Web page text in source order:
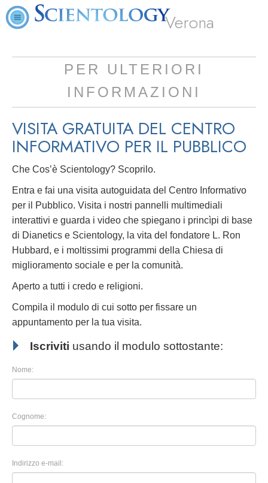
Verona
PER ULTERIORI
INFORMAZIONI
VISITA GRATUITA DEL CENTRO
INFORMATIVO PER IL PUBBLICO
Che Cos’è Scientology? Scoprilo.
Entra e fai una visita autoguidata del Centro Informativo
per il Pubblico. Visita i nostri pannelli multimediali
interattivi e guarda i video che spiegano i princìpi di base
di Dianetics e Scientology, la vita del fondatore L. Ron
Hubbard, e i moltissimi programmi della Chiesa di
miglioramento sociale e per la comunità.
Aperto a tutti i credo e religioni.
Compila il modulo di cui sotto per fissare un
appuntamento per la tua visita.
Iscriviti usando il modulo sottostante:
Nome:
Cognome:
Indirizzo e-mail: